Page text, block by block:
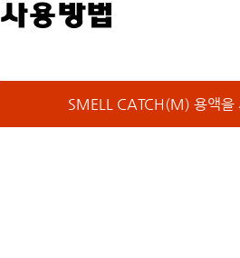
사용방법
SMELL CATCH(M) 용액